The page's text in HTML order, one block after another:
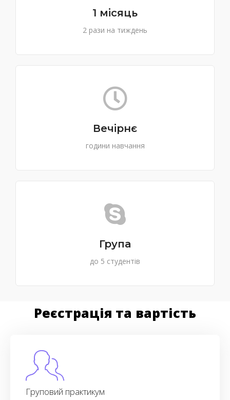
1 місяць
2 рази на тиждень
Вечірнє
години навчання
Група
до 5 студентів
Реєстрація та вартість
Груповий практикум